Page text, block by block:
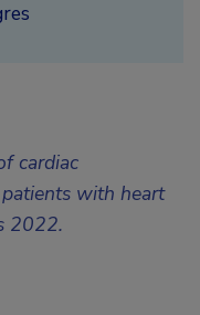
cardiac
with heart
2022.